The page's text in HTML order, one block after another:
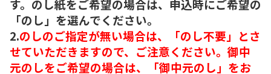
す。のし紙をご希望の場合は、申込時にご希望の
「のし」を選んでください。
2.のしのご指定が無い場合は、「のし不要」とさ
せていただきますので、ご注意ください。御中
元のしをご希望の場合は、「御中元のし」をお